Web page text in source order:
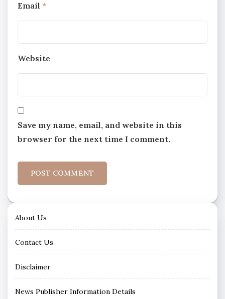
Email *
Website
Save my name, email, and website in this
browser for the next time I comment.
About Us
Contact Us
Disclaimer
News Publisher Information Details